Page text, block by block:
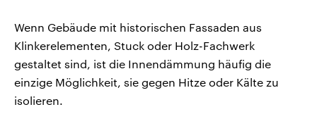
Wenn Gebäude mit historischen Fassaden aus
Klinkerelementen, Stuck oder Holz-Fachwerk
gestaltet sind, ist die Innendämmung häufig die
einzige Möglichkeit, sie gegen Hitze oder Kälte zu
isolieren.